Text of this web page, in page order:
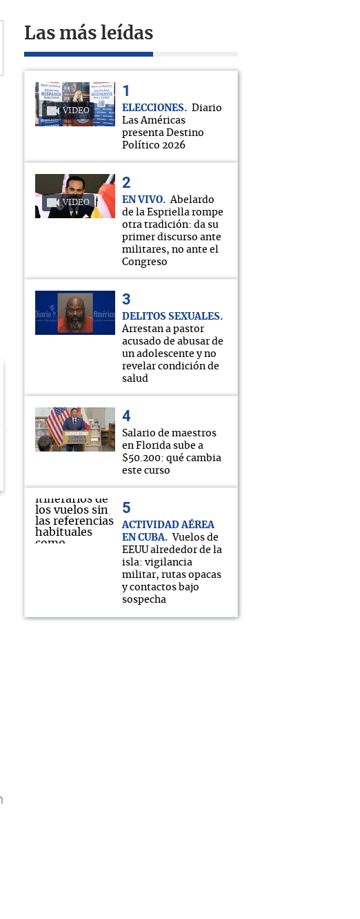
Las más leídas
VIDEO ELECCIONES
Diario
Las Américas
presenta Destino
Político 2026
VIDEO EN VIVO
Abelardo
de la Espriella rompe
otra tradición: da su
primer discurso ante
militares, no ante el
Congreso
DELITOS SEXUALES
Arrestan a pastor
acusado de abusar de
un adolescente y no
revelar condición de
salud
Salario de maestros
en Florida sube a
$50.200: qué cambia
este curso
ACTIVIDAD AÉREA
EN CUBA
Vuelos de
EEUU alrededor de la
isla: vigilancia
militar, rutas opacas
y contactos bajo
sospecha